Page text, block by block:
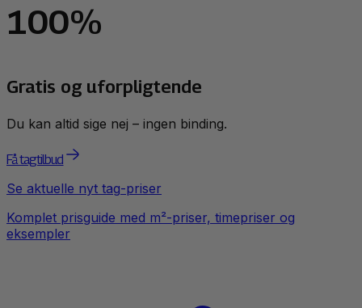
100%
Gratis og uforpligtende
Du kan altid sige nej – ingen binding.
Få tagtilbud
Se aktuelle nyt tag-priser
Komplet prisguide med m²-priser, timepriser og
eksempler